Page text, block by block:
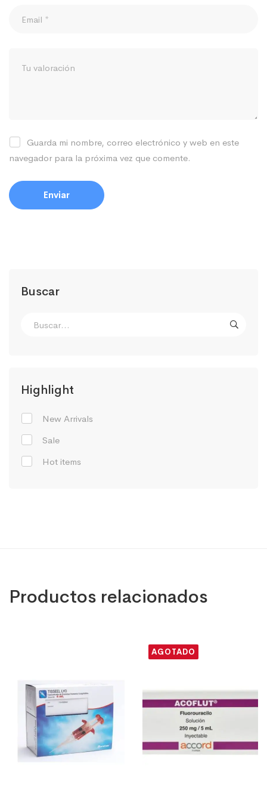
Buscar
Highlight
New Arrivals
Sale
Hot items
Guarda mi nombre, correo electrónico y web en este
navegador para la próxima vez que comente.
Productos relacionados
AGOTADO